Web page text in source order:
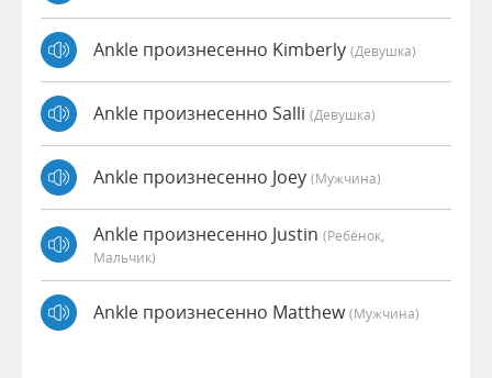
Ankle произнесенно Kimberly (девушка)
Ankle произнесенно Salli (девушка)
Ankle произнесенно Joey (мужчина)
Ankle произнесенно Justin (Ребёнок,
Мальчик)
Ankle произнесенно Matthew(мужчина)